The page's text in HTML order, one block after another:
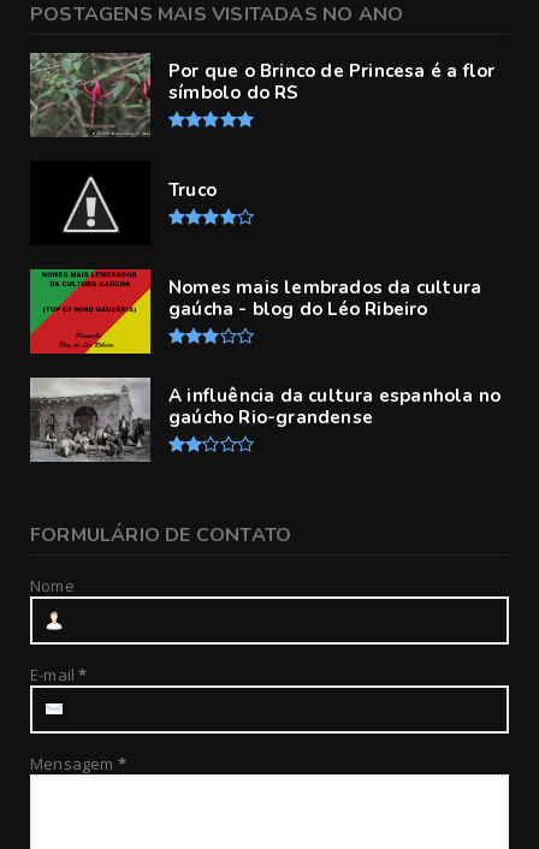
POSTAGENS MAIS VISITADAS NO ANO
Por que o Brinco de Princesa é a flor
símbolo do RS
Truco
Nomes mais lembrados da cultura
gaúcha - blog do Léo Ribeiro
A influência da cultura espanhola no
gaúcho Rio-grandense
FORMULÁRIO DE CONTATO
Nome
E-mail*
Mensagem *